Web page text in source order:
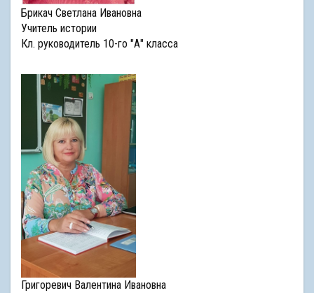
Брикач Светлана Ивановна
Учитель истории
Кл. руководитель 10-го "А" класса
Григоревич Валентина Ивановна